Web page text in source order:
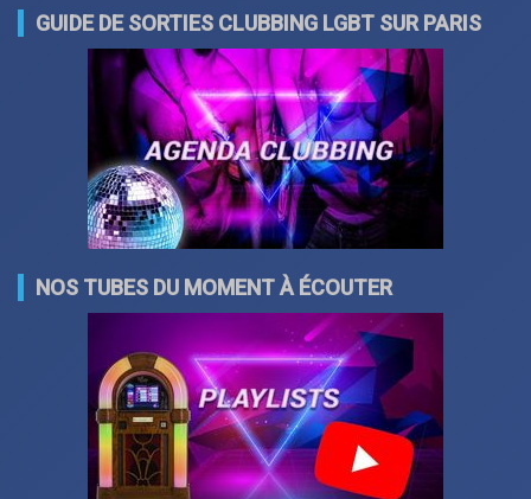
GUIDE DE SORTIES CLUBBING LGBT SUR PARIS
NOS TUBES DU MOMENT À ÉCOUTER